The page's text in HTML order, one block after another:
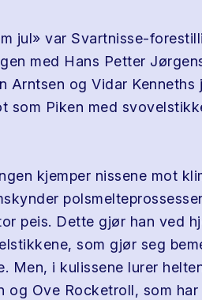
jul» var Svartnisse-
med Hans Petter
Arntsen og Vidar Kenneths
som Piken med
kjemper nissene mot
peis. Dette gjør han ved
som gjør seg
Men, i kulissene lurer
og Ove Rocketroll, som